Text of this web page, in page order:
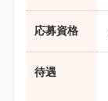
応募資格
待遇